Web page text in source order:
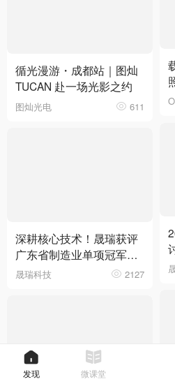
循光漫游・成都站｜图灿
TUCAN 赴一场光影之约
图灿光电 611
深耕核心技术！晟瑞获评
广东省制造业单项冠军企
业
晟瑞科技 2127
发现 微课堂